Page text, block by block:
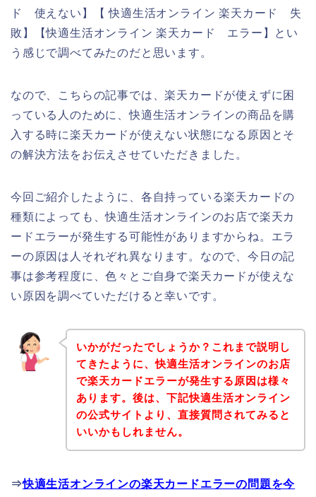
ド 使えない】【 快適生活オンライン 楽天カード 失
敗】【快適生活オンライン 楽天カード エラー】とい
う感じで調べてみたのだと思います。
なので、こちらの記事では、楽天カードが使えずに困
っている人のために、快適生活オンラインの商品を購
入する時に楽天カードが使えない状態になる原因とそ
の解決方法をお伝えさせていただきました。
今回ご紹介したように、各自持っている楽天カードの
種類によっても、快適生活オンラインのお店で楽天カ
ードエラーが発生する可能性がありますからね。エラ
ーの原因は人それぞれ異なります。なので、今日の記
事は参考程度に、色々とご自身で楽天カードが使えな
い原因を調べていただけると幸いです。
いかがだったでしょうか？これまで説明し
てきたように、快適生活オンラインのお店
で楽天カードエラーが発生する原因は様々
あります。後は、下記快適生活オンライン
の公式サイトより、直接質問されてみると
いいかもしれません。
⇒快適生活オンラインの楽天カードエラーの問題を今